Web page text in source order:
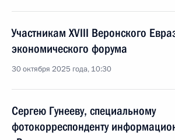
Участникам XVIII Веронского
экономического форума
30 октября 2025 года, 10:30
Сергею Гунееву, специальному
фотокорреспонденту